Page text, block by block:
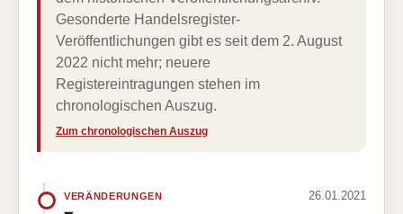
Gesonderte Handelsregister-
Veröffentlichungen gibt es seit dem 2. August
2022 nicht mehr; neuere
Registereintragungen stehen im
chronologischen Auszug.
Zum chronologischen Auszug
VERÄNDERUNGEN 26.01.2021